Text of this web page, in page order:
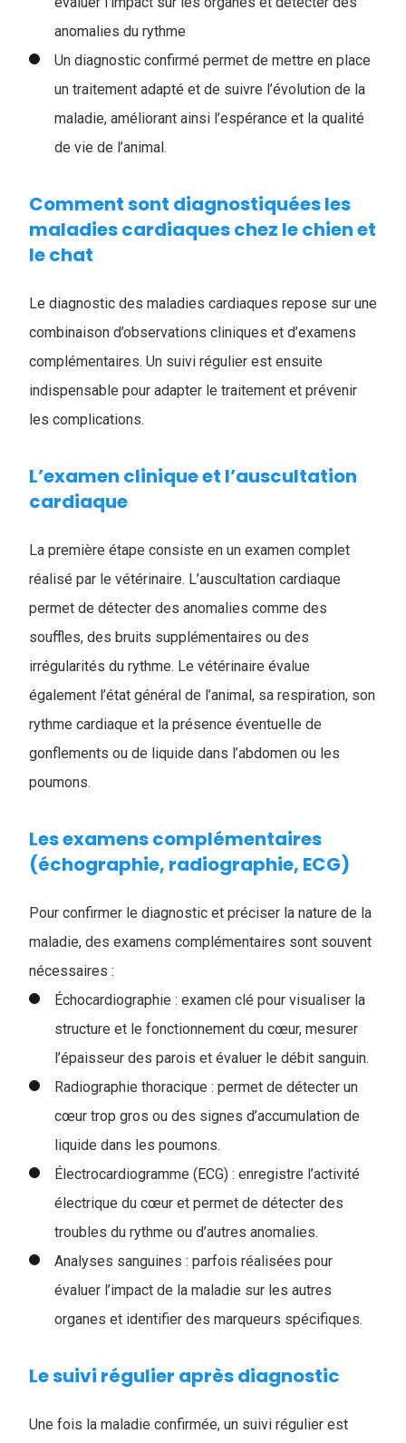
anomalies du rythme
Un diagnostic confirmé permet de mettre en place
un traitement adapté et de suivre l’évolution de la
maladie, améliorant ainsi l’espérance et la qualité
de vie de l’animal.
Comment sont diagnostiquées les
maladies cardiaques chez le chien et
le chat
Le diagnostic des maladies cardiaques repose sur une
combinaison d’observations cliniques et d’examens
complémentaires. Un suivi régulier est ensuite
indispensable pour adapter le traitement et prévenir
les complications.
L’examen clinique et l’auscultation
cardiaque
La première étape consiste en un examen complet
réalisé par le vétérinaire. L’auscultation cardiaque
permet de détecter des anomalies comme des
souffles, des bruits supplémentaires ou des
irrégularités du rythme. Le vétérinaire évalue
également l’état général de l’animal, sa respiration, son
rythme cardiaque et la présence éventuelle de
gonflements ou de liquide dans l’abdomen ou les
poumons.
Les examens complémentaires
(échographie, radiographie, ECG)
Pour confirmer le diagnostic et préciser la nature de la
maladie, des examens complémentaires sont souvent
nécessaires :
Échocardiographie : examen clé pour visualiser la
structure et le fonctionnement du cœur, mesurer
l’épaisseur des parois et évaluer le débit sanguin.
Radiographie thoracique : permet de détecter un
cœur trop gros ou des signes d’accumulation de
liquide dans les poumons.
Électrocardiogramme (ECG) : enregistre l’activité
électrique du cœur et permet de détecter des
troubles du rythme ou d’autres anomalies.
Analyses sanguines : parfois réalisées pour
évaluer l’impact de la maladie sur les autres
organes et identifier des marqueurs spécifiques.
Le suivi régulier après diagnostic
Une fois la maladie confirmée, un suivi régulier est